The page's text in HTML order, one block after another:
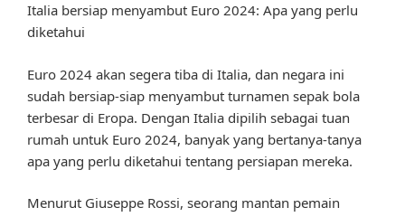
Italia bersiap menyambut Euro 2024: Apa yang perlu
diketahui
Euro 2024 akan segera tiba di Italia, dan negara ini
sudah bersiap-siap menyambut turnamen sepak bola
terbesar di Eropa. Dengan Italia dipilih sebagai tuan
rumah untuk Euro 2024, banyak yang bertanya-tanya
apa yang perlu diketahui tentang persiapan mereka.
Menurut Giuseppe Rossi, seorang mantan pemain